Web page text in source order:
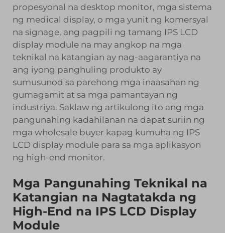
propesyonal na desktop monitor, mga sistema
ng medical display, o mga yunit ng komersyal
na signage, ang pagpili ng tamang IPS LCD
display module na may angkop na mga
teknikal na katangian ay nag-aagarantiya na
ang iyong panghuling produkto ay
sumusunod sa parehong mga inaasahan ng
gumagamit at sa mga pamantayan ng
industriya. Saklaw ng artikulong ito ang mga
pangunahing kadahilanan na dapat suriin ng
mga wholesale buyer kapag kumuha ng IPS
LCD display module para sa mga aplikasyon
ng high-end monitor.
Mga Pangunahing Teknikal na
Katangian na Nagtatakda ng
High-End na IPS LCD Display
Module